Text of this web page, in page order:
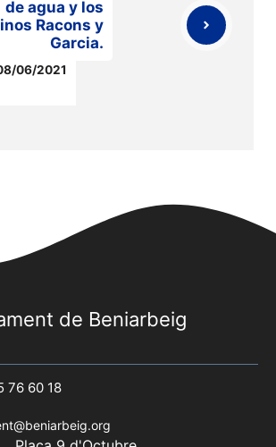
de agua y los
Racons y
Garcia.
06/2021
de Beniarbeig
76 60 18